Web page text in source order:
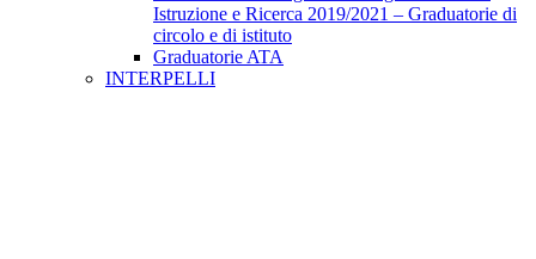
Istruzione e Ricerca 2019/2021 – Graduatorie di
circolo e di istituto
Graduatorie ATA
INTERPELLI